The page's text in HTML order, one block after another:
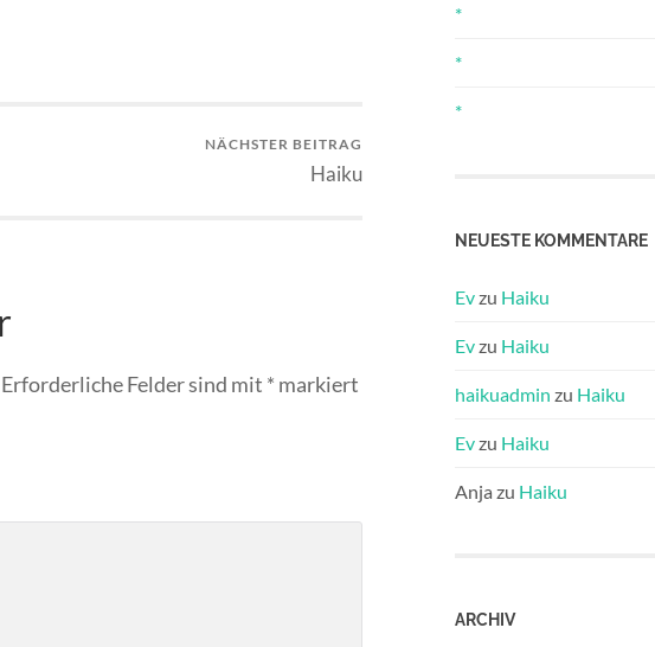
NÄCHSTER BEITRAG
Haiku
Erforderliche Felder sind mit * markiert
*
*
*
NEUESTE KOMMENTARE
Evzu Haiku
Evzu Haiku
haikuadmin zu Haiku
Evzu Haiku
Anja zu Haiku
ARCHIV